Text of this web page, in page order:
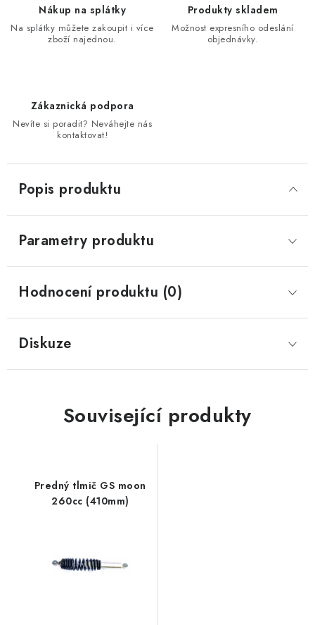
Nákup na splátky
Na splátky můžete zakoupit i více
zboží najednou.
Produkty skladem
Možnost expresního odeslání
objednávky.
Zákaznická podpora
Nevíte si poradit? Neváhejte nás
kontaktovat!
Popis produktu
Parametry produktu
Hodnocení produktu (0)
Diskuze
Související produkty
Predný tlmič GS moon
260cc (410mm)